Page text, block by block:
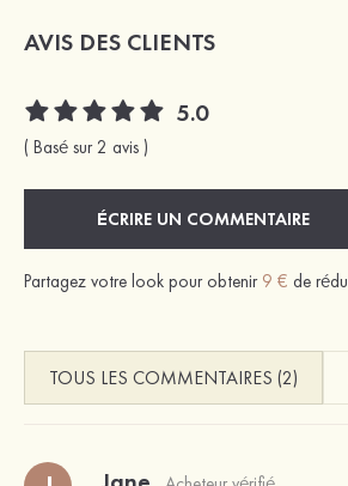
AVIS DES CLIENTS
5.0
( Basé sur 2 avis )
ÉCRIRE UN COMMENTAIRE
Partagez votre look pour obtenir 9 € de
TOUS LES COMMENTAIRES (2)